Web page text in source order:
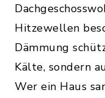
Hitzewellen
Dämmung
Kälte, sondern
Wer ein Haus